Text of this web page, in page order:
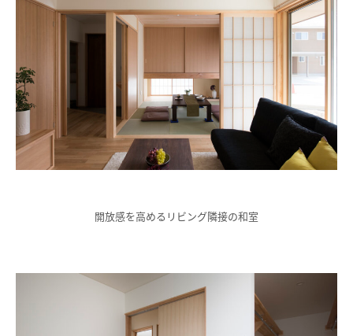
開放感を高めるリビング隣接の和室